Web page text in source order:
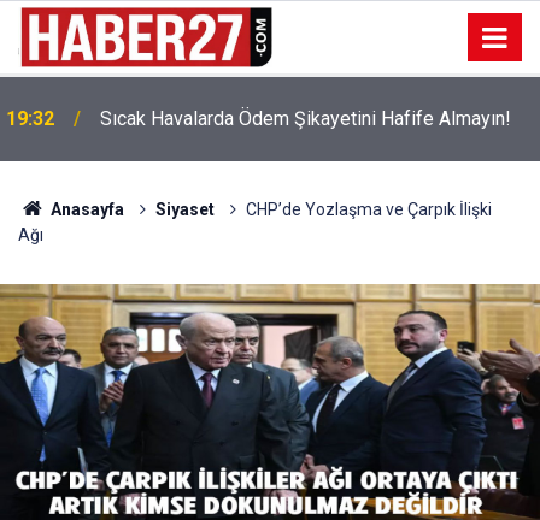
19:32 Sıcak Havalarda Ödem Şikayetini Hafife Almayın!
Anasayfa Siyaset
CHP’de Yozlaşma ve Çarpık İlişki
Ağı